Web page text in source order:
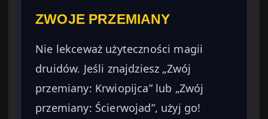
ZWOJE PRZEMIANY
Nie lekceważ użyteczności magii
druidów. Jeśli znajdziesz „Zwój
przemiany: Krwiopijca” lub „Zwój
przemiany: Ścierwojad”, użyj go!